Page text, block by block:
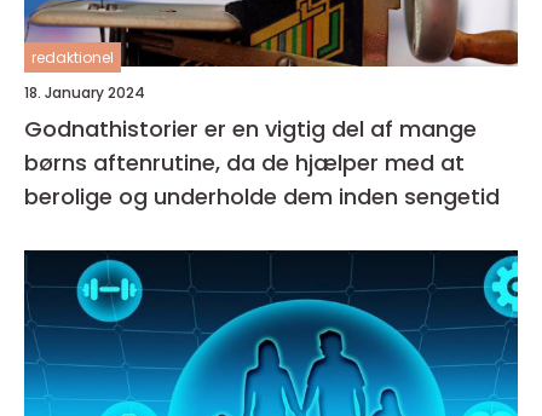
redaktionel
18. January 2024
Godnathistorier er en vigtig del af mange
børns aftenrutine, da de hjælper med at
berolige og underholde dem inden sengetid